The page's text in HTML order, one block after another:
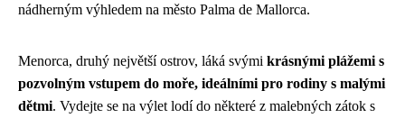
nádherným výhledem na město Palma de Mallorca.
Menorca, druhý největší ostrov, láká svými krásnými plážemi s
pozvolným vstupem do moře, ideálními pro rodiny s malými
dětmi. Vydejte se na výlet lodí do některé z malebných zátok s